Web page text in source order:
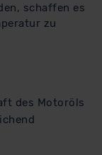
schaffen es
zu
des Motoröls